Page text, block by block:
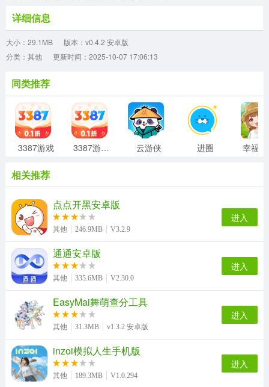
详细信息
大小：29.1MB
版本：v0.4.2 安卓版
分类：其他
更新时间：2025-10-07 17:06:13
同类推荐
3387游戏 3387游戏盒子 云游侠 进圈
相关推荐
点点开黑安卓版
其他 246.9MB V3.2.9
进入
通通安卓版
其他 335.6MB V2.30.0
进入
EasyMai舞萌查分工具
其他 31.3MB v1.3.2 安卓版
进入
inzoi模拟人生手机版
其他 189.3MB V1.0.294
进入